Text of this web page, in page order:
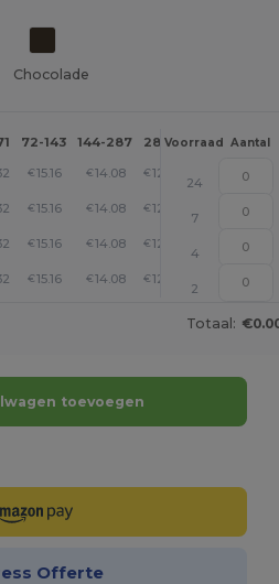
Chocolade
72-143 144-287 288 + Meer
Voorraad Aantal
€15.16 €14.08 € 12.99
24
€15.16 €14.08 € 12.99
7
€15.16 €14.08 € 12.99
4
€15.16 €14.08 € 12.99
2
Totaal:
toevoegen
Offerte